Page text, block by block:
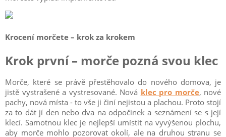
Krocení morčete – krok za krokem
Krok první – morče pozná svou klec
Morče, které se právě přestěhovalo do nového domova, je
jistě vystrašené a vystresované. Nová klec pro morče, nové
pachy, nová místa - to vše ji činí nejistou a plachou. Proto stojí
za to dát jí den nebo dva na odpočinek a seznámení se s její
klecí. Samotnou klec je nejlepší umístit na vyvýšenou plochu,
aby morče mohlo pozorovat okolí, ale na druhou stranu se